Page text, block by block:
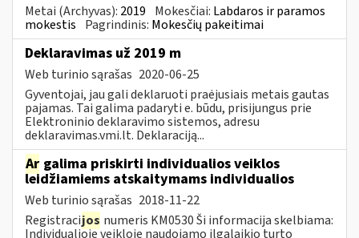
Metai (Archyvas): 2019 Mokesčiai: Labdaros ir paramos
mokestis Pagrindinis: Mokesčių pakeitimai
Deklaravimas už 2019 m
Web turinio sąrašas 2020-06-25
Gyventojai, jau gali deklaruoti praėjusiais metais gautas
pajamas. Tai galima padaryti e. būdu, prisijungus prie
Elektroninio deklaravimo sistemos, adresu
deklaravimas.vmi.lt. Deklaraciją...
Ar galima priskirti individualios veiklos
leidžiamiems atskaitymams individualios
Web turinio sąrašas 2018-11-22
Registracijos numeris KM0530 Ši informacija skelbiama:
Individualioje veikloje naudojamo ilgalaikio turto